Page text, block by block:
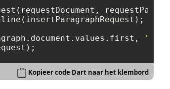
'docx'
Kopieer code Dart naar het klembord